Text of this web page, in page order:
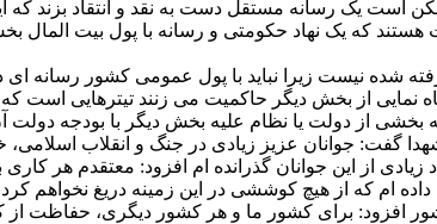
است یک رسانه مستقل دست به نقد و انتقاد بزند که
که یک نهاد حکومتی و رسانه با پول بیت المال
شده نیست زیرا نباید با پول عمومی کشور
نمایی از بخش دیگر حاکمیت می زنند تیترهایی است
که بخشی از دولت یا نظام علیه بخش دیگر با بودجه دولت
گفت: جوانان عزیز زیادی در جنگ و انقلاب اسلامی،
از این جوانان گذرانده ام افزود: معتقدم هر
ام که از هیچ کوششی در این زمینه دریغ نخواهم
افزود: برای کشور ما و هر کشور دیگری،